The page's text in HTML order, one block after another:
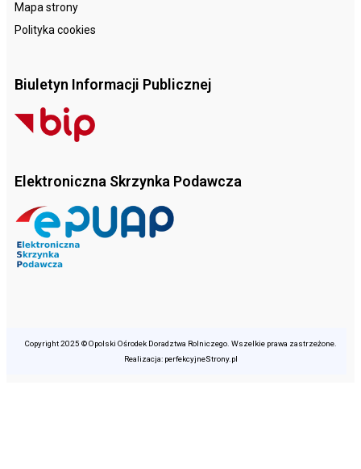
Mapa strony
Polityka cookies
Biuletyn Informacji Publicznej
Elektroniczna Skrzynka Podawcza
Copyright 2025 © Opolski Ośrodek Doradztwa Rolniczego. Wszelkie prawa zastrzeżone.
Realizacja: perfekcyjneStrony.pl